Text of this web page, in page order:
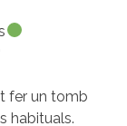
fer un tomb
habituals.